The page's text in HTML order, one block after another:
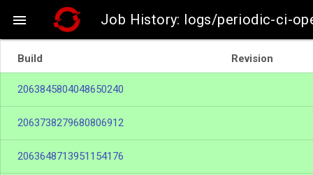
 Job History: logs/periodic-ci-
Build Revision
2063845804048650240
2063738279680806912
2063648713951154176